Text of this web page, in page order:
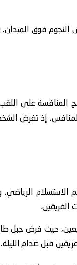
فوق الميدان.
المنافسة على
إذ تفرض
الاستسلام
حيث فرض جبل
قبل صدام الليلة.